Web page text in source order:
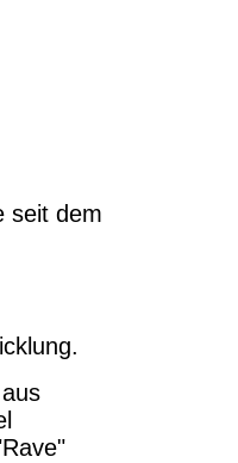
seit dem